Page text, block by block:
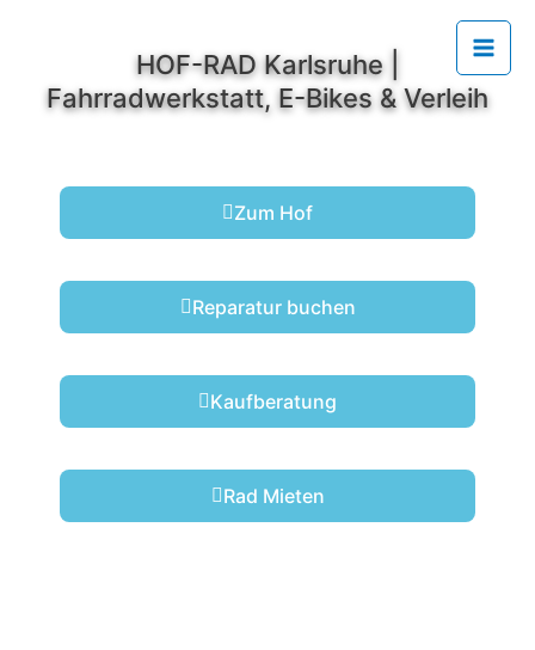
HOF-RAD Karlsruhe |
Fahrradwerkstatt, E-Bikes & Verleih
Zum Hof
Reparatur buchen
Kaufberatung
Rad Mieten